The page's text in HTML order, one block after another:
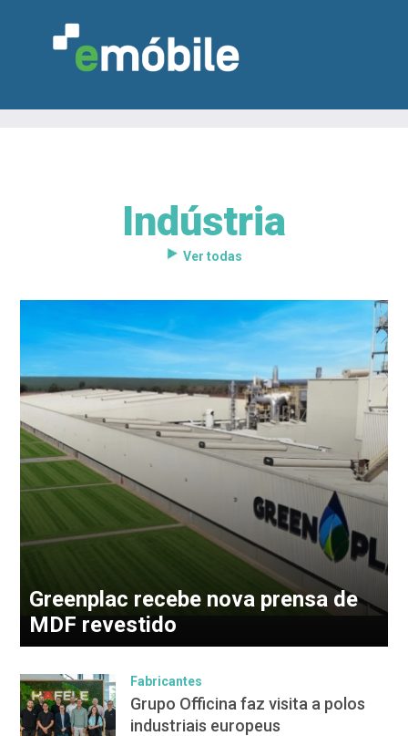
MARCENARIA
DESIGN & DECORAÇÃO
NOTÍCIAS
Indústria
Ver todas
Greenplac recebe nova prensa de
MDF revestido
Fabricantes
Grupo Officina faz visita a polos
industriais europeus